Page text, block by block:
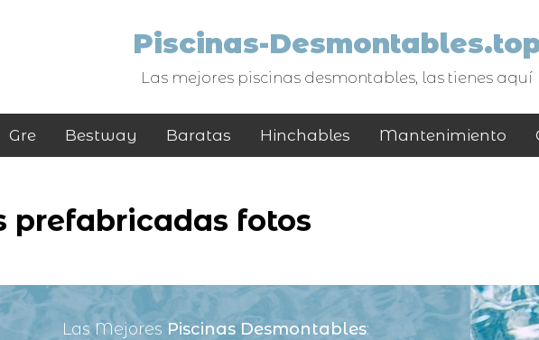
Piscinas-
Las mejores piscinas desmontables, las tienes aquí
Gre Bestway Baratas Hinchables Mantenimiento
prefabricadas fotos
Las Mejores Piscinas Desmontables: